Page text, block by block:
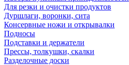
Для резки и очистки продуктов
Дуршлаги, воронки, сита
Консервные ножи и открывалки
Подносы
Подставки и держатели
Прессы, толкушки, скалки
Разделочные доски